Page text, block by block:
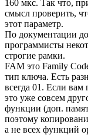
160 мкс. Так что,
смысл проверить,
этот параметр.
По документации
программисты
строгие рамки.
FAM это Family
тип ключа. Есть
всегда 01. Если вам
это уже совсем
функции (доп.
поэтому
а не всех функций